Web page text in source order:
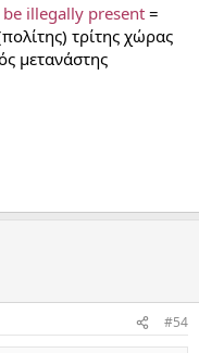
illegally present =
τρίτης χώρας
μετανάστης
#54